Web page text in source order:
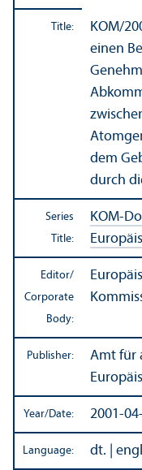
Title: KOM/
einen
dem
durch
Series
Title:
KOM-
Editor/
Corporate
Body:
Publisher:
Amt für
Year/Date: 2001-
Language: dt. |